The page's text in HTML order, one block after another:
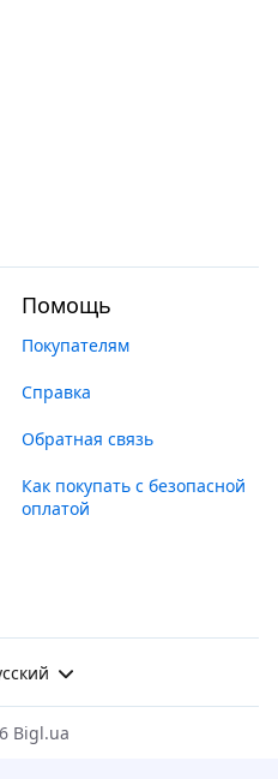
Помощь
Покупателям
Справка
Обратная связь
Как покупать с безопасной
оплатой
Bigl.ua